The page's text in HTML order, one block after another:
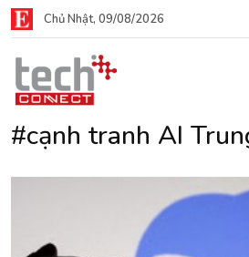
Chủ Nhật, 09/08/2026
#cạnh tranh AI